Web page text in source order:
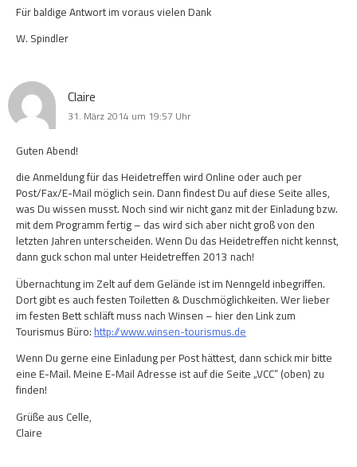
Für baldige Antwort im voraus vielen Dank
W. Spindler
Claire
31. März 2014 um 19:57 Uhr
Guten Abend!
die Anmeldung für das Heidetreffen wird Online oder auch per
Post/Fax/E-Mail möglich sein. Dann findest Du auf diese Seite alles,
was Du wissen musst. Noch sind wir nicht ganz mit der Einladung bzw.
mit dem Programm fertig – das wird sich aber nicht groß von den
letzten Jahren unterscheiden. Wenn Du das Heidetreffen nicht kennst,
dann guck schon mal unter Heidetreffen 2013 nach!
Übernachtung im Zelt auf dem Gelände ist im Nenngeld inbegriffen.
Dort gibt es auch festen Toiletten & Duschmöglichkeiten. Wer lieber
im festen Bett schläft muss nach Winsen – hier den Link zum
Tourismus Büro: http://www.winsen-tourismus.de
Wenn Du gerne eine Einladung per Post hättest, dann schick mir bitte
eine E-Mail. Meine E-Mail Adresse ist auf die Seite „VCC“ (oben) zu
finden!
Grüße aus Celle,
Claire